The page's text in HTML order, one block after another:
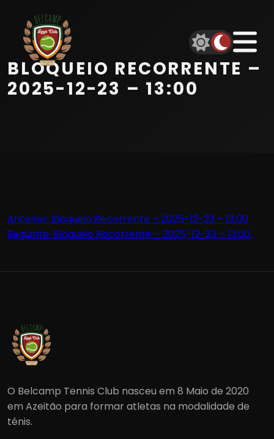
Início
Equipa
Serviços
Beach Tennis
BLOQUEIO RECORRENTE –
2025-12-23 – 13:00
Navegação
de
Anterior: Bloqueio Recorrente – 2025-12-23 – 13:00
Seguinte: Bloqueio Recorrente – 2025-12-23 – 13:00
O Belcamp Tennis Club nasceu em 8 Maio de 2020
em Azeitão para formar atletas na modalidade de
ténis.